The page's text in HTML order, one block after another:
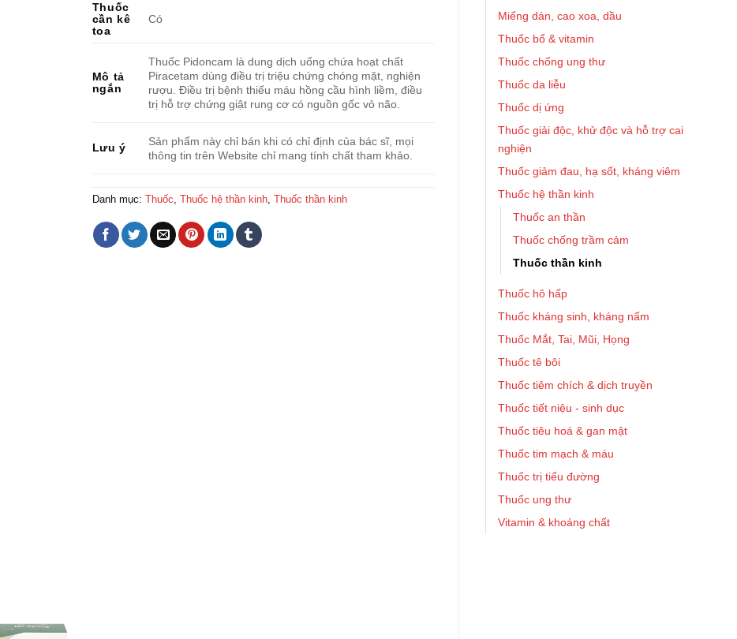
Miếng dán, cao xoa, dầu
Thuốc bổ & vitamin
Thuốc chống ung thư
Thuốc da liễu
Thuốc dị ứng
Thuốc giải độc, khử độc và hỗ trợ cai
nghiện
Thuốc giảm đau, hạ sốt, kháng viêm
Thuốc hệ thần kinh
Thuốc an thần
Thuốc chống trầm cảm
Thuốc thần kinh
Thuốc hô hấp
Thuốc kháng sinh, kháng nấm
Thuốc Mắt, Tai, Mũi, Họng
Thuốc tê bôi
Thuốc tiêm chích & dịch truyền
Thuốc tiết niệu - sinh dục
Thuốc tiêu hoá & gan mật
Thuốc tim mạch & máu
Thuốc trị tiểu đường
Thuốc ung thư
Vitamin & khoáng chất
Thuốc
cần kê
toa
Có
Mô tả
ngắn
Thuốc Pidoncam là dung dịch uống chứa hoạt chất
Piracetam dùng điều trị triệu chứng chóng mặt, nghiện
rượu. Điều trị bệnh thiếu máu hồng cầu hình liềm, điều
trị hỗ trợ chứng giật rung cơ có nguồn gốc vỏ não.
Lưu ý
Sản phẩm này chỉ bán khi có chỉ định của bác sĩ, mọi
thông tin trên Website chỉ mang tính chất tham khảo.
Danh mục: Thuốc, Thuốc hệ thần kinh, Thuốc thần kinh